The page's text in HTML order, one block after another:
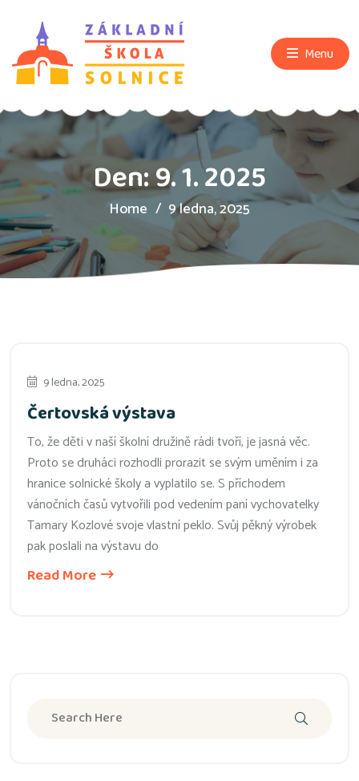
Menu
Den:9. 1. 2025
Home 9 ledna, 2025
9 ledna, 2025
Čertovská výstava
To, že děti v naší školní družině rádi tvoří, je jasná věc.
Proto se druháci rozhodli prorazit se svým uměním i za
hranice solnické školy a vyplatilo se. S příchodem
vánočních časů vytvořili pod vedením paní vychovatelky
Tamary Kozlové svoje vlastní peklo. Svůj pěkný výrobek
pak poslali na výstavu do
Read More